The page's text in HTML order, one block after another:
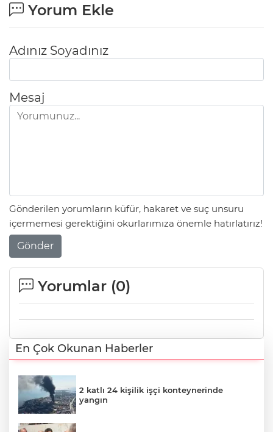
Yorum Ekle
Adınız Soyadınız
Mesaj
Gönderilen yorumların küfür, hakaret ve suç unsuru
içermemesi gerektiğini okurlarımıza önemle hatırlatırız!
Gönder
Yorumlar (0)
En Çok Okunan Haberler
2 katlı 24 kişilik işçi konteynerinde
yangın